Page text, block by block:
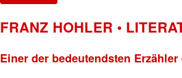
FRANZ HOHLER •
Einer der bedeutendsten